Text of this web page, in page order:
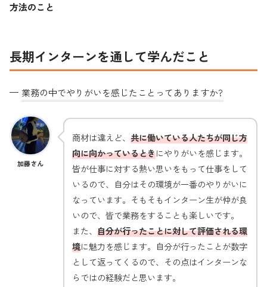
方法のこと
長期インターンを通して学んだこと
— 業務の中でやりがいを感じたことってありますか?
加藤さん
商材は違えど、 共に働いている人たちが同じ方
向に向かっているときにやりがいを感じます。
皆が仕事に対する熱い思いをもって仕事をして
いるので、自分はその環境が一番のやりがいに
なっています。そもそもインターン生が仲が良
いので、皆で業務をすることも楽しいです。
また、 自分が行ったことに対して評価される環
境に魅力を感じます。自分が行ったことが数字
として返ってくるので、その点はインターンな
らではの経験だと思います。